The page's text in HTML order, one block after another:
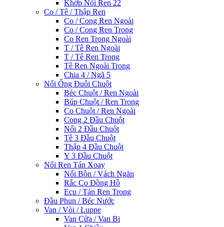
Khớp Nối Ren 22
Co / Tê / Thập Ren
Co / Cong Ren Ngoài
Co / Cong Ren Trong
Co Ren Trong Ngoài
T / Tê Ren Ngoài
T / Tê Ren Trong
Tê Ren Ngoài Trong
Chia 4 / Ngã 5
Nối Ống Đuôi Chuột
Béc Chuột / Ren Ngoài
Búp Chuột / Ren Trong
Co Chuột / Ren Ngoài
Cong 2 Đầu Chuột
Nối 2 Đầu Chuột
Tê 3 Đầu Chuột
Thập 4 Đầu Chuột
Y 3 Đầu Chuột
Nối Ren Tán Xoay
Nối Bồn / Vách Ngăn
Rắc Co Đồng Hồ
Ecu / Tán Ren Trong
Đầu Phun / Béc Nước
Van / Vòi / Luppe
Van Cửa / Van Bi